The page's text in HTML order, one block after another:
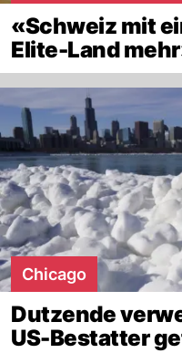
«Schweiz mit
Elite-Land
Chicago
Dutzende
US-Bestatter